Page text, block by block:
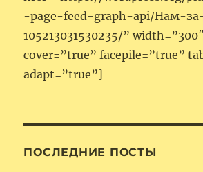
-page-feed-graph-api/Нам-
105213031530235/”
cover=”true” facepile=”true”
adapt=”true”]
ПОСЛЕДНИЕ ПОСТЫ